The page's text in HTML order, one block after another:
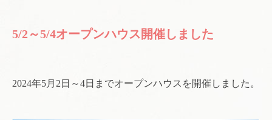
5/2～5/4オープンハウス開催しました
2024年5月2日～4日までオープンハウスを開催しました。